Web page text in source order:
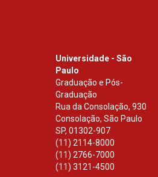
Universidade - São
Paulo
Graduação e Pós-
Graduação
Rua da Consolação, 930
Consolação, São Paulo
SP, 01302-907
(11) 2114-8000
(11) 2766-7000
(11) 3121-4500